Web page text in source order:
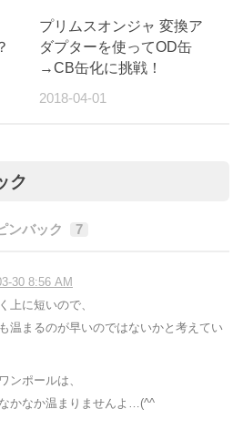
プリムスオンジャ 変換ア
ダプターを使ってOD缶
→CB缶化に挑戦！
2018-04-01
ク
ンバック 7
30 8:56 AM
上に短いので、
温まるのが早いのではないかと考えてい
ンポールは、
かなか温まりませんよ…(^^ゞ